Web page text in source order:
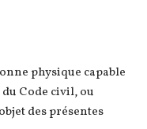
physique capable
du Code civil, ou
des présentes